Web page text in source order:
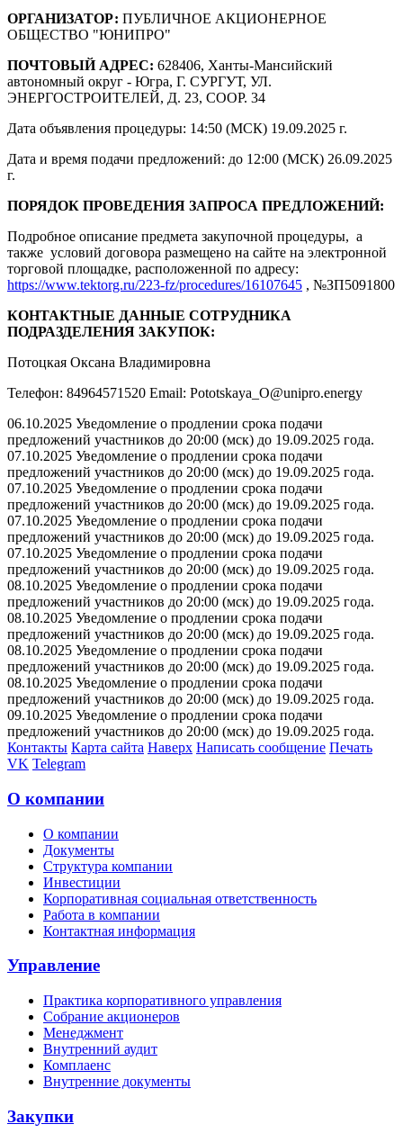
ОРГАНИЗАТОР: ПУБЛИЧНОЕ АКЦИОНЕРНОЕ
ОБЩЕСТВО "ЮНИПРО"
ПОЧТОВЫЙ АДРЕС: 628406, Ханты-Мансийский
автономный округ - Югра, Г. СУРГУТ, УЛ.
ЭНЕРГОСТРОИТЕЛЕЙ, Д. 23, СООР. 34
Дата объявления процедуры: 14:50 (МСК) 19.09.2025 г.
Дата и время подачи предложений: до 12:00 (МСК) 26.09.2025
г.
ПОРЯДОК ПРОВЕДЕНИЯ ЗАПРОСА ПРЕДЛОЖЕНИЙ:
Подробное описание предмета закупочной процедуры, а
также условий договора размещено на сайте на электронной
торговой площадке, расположенной по адресу:
https://www.tektorg.ru/223-fz/procedures/16107645 , №ЗП5091800
КОНТАКТНЫЕ ДАННЫЕ СОТРУДНИКА
ПОДРАЗДЕЛЕНИЯ ЗАКУПОК:
Потоцкая Оксана Владимировна
Телефон: 84964571520 Email: Pototskaya_O@unipro.energy
06.10.2025 Уведомление о продлении срока подачи
предложений участников до 20:00 (мск) до 19.09.2025 года.
07.10.2025 Уведомление о продлении срока подачи
предложений участников до 20:00 (мск) до 19.09.2025 года.
07.10.2025 Уведомление о продлении срока подачи
предложений участников до 20:00 (мск) до 19.09.2025 года.
07.10.2025 Уведомление о продлении срока подачи
предложений участников до 20:00 (мск) до 19.09.2025 года.
07.10.2025 Уведомление о продлении срока подачи
предложений участников до 20:00 (мск) до 19.09.2025 года.
08.10.2025 Уведомление о продлении срока подачи
предложений участников до 20:00 (мск) до 19.09.2025 года.
08.10.2025 Уведомление о продлении срока подачи
предложений участников до 20:00 (мск) до 19.09.2025 года.
08.10.2025 Уведомление о продлении срока подачи
предложений участников до 20:00 (мск) до 19.09.2025 года.
08.10.2025 Уведомление о продлении срока подачи
предложений участников до 20:00 (мск) до 19.09.2025 года.
09.10.2025 Уведомление о продлении срока подачи
предложений участников до 20:00 (мск) до 19.09.2025 года.
Контакты Карта сайта Наверх Написать сообщение Печать
VK Telegram
О компании
О компании
Документы
Структура компании
Инвестиции
Корпоративная социальная ответственность
Работа в компании
Контактная информация
Управление
Практика корпоративного управления
Собрание акционеров
Менеджмент
Внутренний аудит
Комплаенс
Внутренние документы
Закупки